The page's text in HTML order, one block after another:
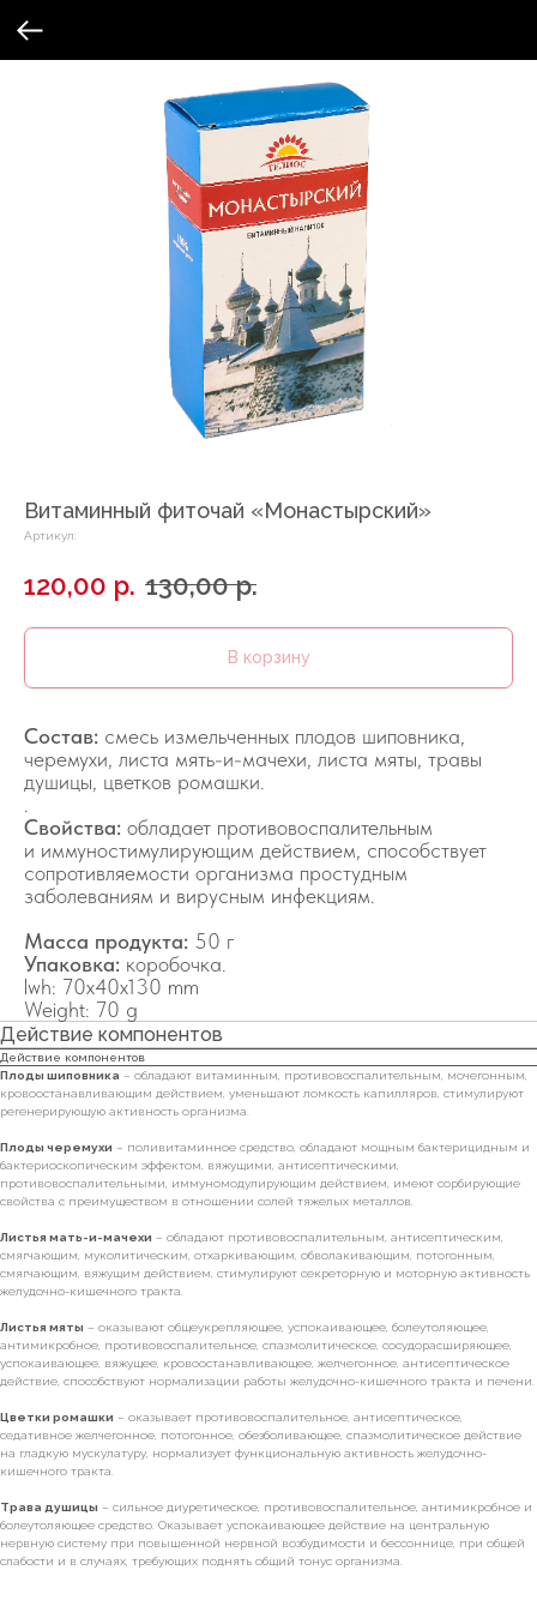
Витаминный фиточай «Монастырский»
Артикул:
120,00 р. 130,00 р.
В корзину
Состав: смесь измельченных плодов шиповника,
черемухи, листа мять-и-мачехи, листа мяты, травы
душицы, цветков ромашки.
Свойства: обладает противовоспалительным
и иммуностимулирующим действием, способствует
сопротивляемости организма простудным
заболеваниям и вирусным инфекциям.
Масса продукта: 50 г
Упаковка: коробочка.
lwh: 70x40x130 mm
Weight: 70 g
Действие компонентов
Действие компонентов
Плоды шиповника – обладают витаминным, противовоспалительным, мочегонным,
кровоостанавливающим действием, уменьшают ломкость капилляров, стимулируют
регенерирующую активность организма.
Плоды черемухи – поливитаминное средство, обладают мощным бактерицидным и
бактериоскопическим эффектом, вяжущими, антисептическими,
противовоспалительными, иммуномодулирующим действием, имеют сорбирующие
свойства с преимуществом в отношении солей тяжелых металлов.
Листья мать-и-мачехи – обладают противовоспалительным, антисептическим,
смягчающим, муколитическим, отхаркивающим, обволакивающим, потогонным,
смягчающим, вяжущим действием, стимулируют секреторную и моторную активность
желудочно-кишечного тракта.
Листья мяты – оказывают общеукрепляющее, успокаивающее, болеутоляющее,
антимикробное, противовоспалительное, спазмолитическое, сосудорасширяющее,
успокаивающее, вяжущее, кровоостанавливающее, желчегонное, антисептическое
действие, способствуют нормализации работы желудочно-кишечного тракта и печени.
Цветки ромашки – оказывает противовоспалительное, антисептическое,
седативное желчегонное, потогонное, обезболивающее, спазмолитическое действие
на гладкую мускулатуру, нормализует функциональную активность желудочно-
кишечного тракта.
Трава душицы – сильное диуретическое, противовоспалительное, антимикробное и
болеутоляющее средство. Оказывает успокаивающее действие на центральную
нервную систему при повышенной нервной возбудимости и бессоннице, при общей
слабости и в случаях, требующих поднять общий тонус организма.